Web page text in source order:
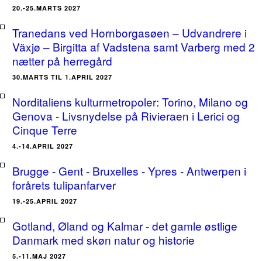
20.-25.MARTS 2027
Tranedans ved Hornborgasøen – Udvandrere i
Växjø – Birgitta af Vadstena samt Varberg med 2
nætter på herregård
30.MARTS TIL 1.APRIL 2027
Norditaliens kulturmetropoler: Torino, Milano og
Genova - Livsnydelse på Rivieraen i Lerici og
Cinque Terre
4.-14.APRIL 2027
Brugge - Gent - Bruxelles - Ypres - Antwerpen i
forårets tulipanfarver
19.-25.APRIL 2027
Gotland, Øland og Kalmar - det gamle østlige
Danmark med skøn natur og historie
5.-11.MAJ 2027